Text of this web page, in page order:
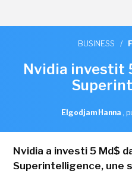
BUSINESS /
Nvidia investit
Elgodjam Hanna ,
Nvidia a investi 5 Md$
Superintelligence, une